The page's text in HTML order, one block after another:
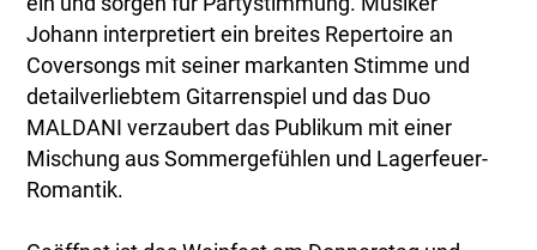
Johann interpretiert ein breites Repertoire an
Coversongs mit seiner markanten Stimme und
detailverliebtem Gitarrenspiel und das Duo
MALDANI verzaubert das Publikum mit einer
Mischung aus Sommergefühlen und Lagerfeuer-
Romantik.